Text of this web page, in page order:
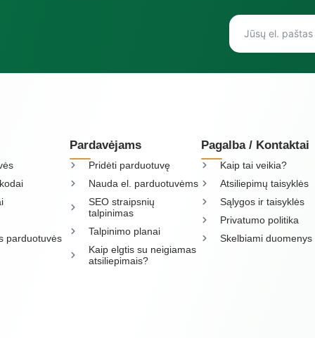
parduotuvės
Pardavėjams
Pridėti parduotuvę
Nauda el. parduotuvėms
SEO straipsnių
talpinimas
Talpinimo planai
Kaip elgtis su neigiamas
atsiliepimais?
Pagalba / Kontaktai
Kaip tai veikia?
Atsiliepimų taisyklės
Sąlygos ir taisyklės
Privatumo politika
Skelbiami duomenys